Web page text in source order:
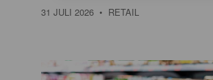
31 JULI 2026 • RETAIL